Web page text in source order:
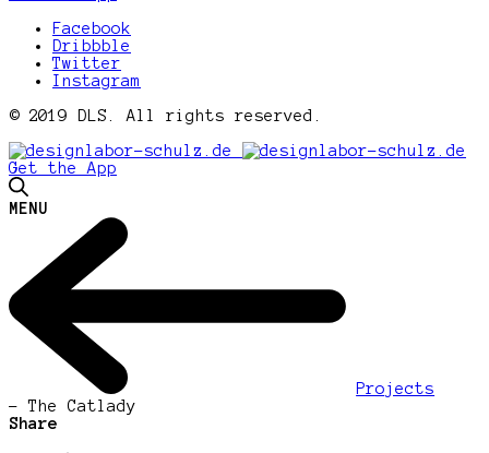
Facebook
Dribbble
Twitter
Instagram
© 2019 DLS. All rights reserved.
Get the App
MENU
Projects
- The Catlady
Share